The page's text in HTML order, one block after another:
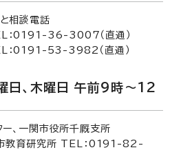
相談電話
：0191-36-3007（直通）
：0191-53-3982（直通）
日、木曜日 午前9時～12
ー、一関市役所千厩支所
市教育研究所 TEL：0191-82-